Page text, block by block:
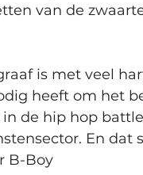
van de
is met veel
heeft om het
de hip hop
En dat
B-Boy